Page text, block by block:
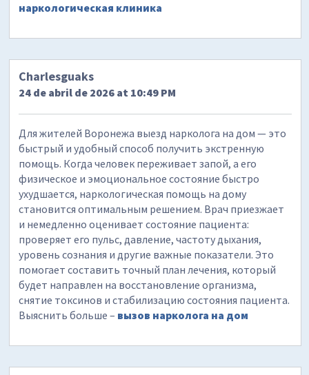
наркологическая клиника
Charlesguaks
24 de abril de 2026 at 10:49 PM
Для жителей Воронежа выезд нарколога на дом — это
быстрый и удобный способ получить экстренную
помощь. Когда человек переживает запой, а его
физическое и эмоциональное состояние быстро
ухудшается, наркологическая помощь на дому
становится оптимальным решением. Врач приезжает
и немедленно оценивает состояние пациента:
проверяет его пульс, давление, частоту дыхания,
уровень сознания и другие важные показатели. Это
помогает составить точный план лечения, который
будет направлен на восстановление организма,
снятие токсинов и стабилизацию состояния пациента.
Выяснить больше – вызов нарколога на дом